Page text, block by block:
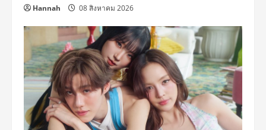
Hannah 08 สิงหาคม 2026